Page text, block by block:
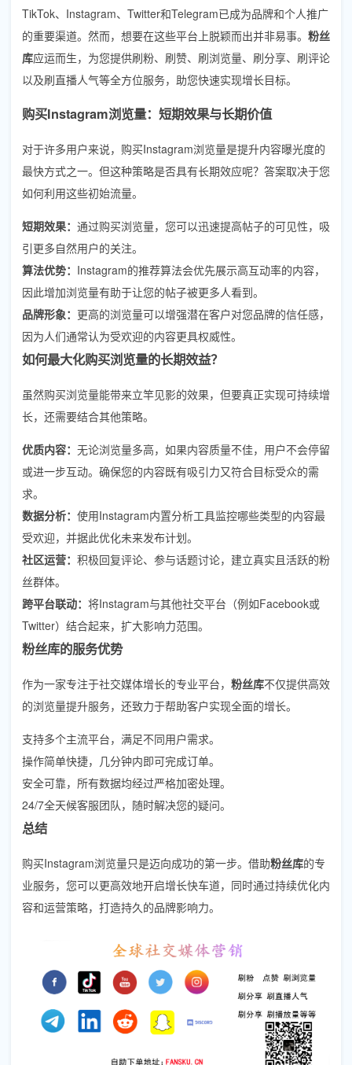
TikTok、Instagram、Twitter和Telegram已成为品牌和个人推广
的重要渠道。然而，想要在这些平台上脱颖而出并非易事。 粉丝
库应运而生，为您提供刷粉、刷赞、刷浏览量、刷分享、刷评论
以及刷直播人气等全方位服务，助您快速实现增长目标。
购买Instagram浏览量：短期效果与长期价值
对于许多用户来说，购买Instagram浏览量是提升内容曝光度的
最快方式之一。但这种策略是否具有长期效应呢？答案取决于您
如何利用这些初始流量。
短期效果： 通过购买浏览量，您可以迅速提高帖子的可见性，吸
引更多自然用户的关注。
算法优势： Instagram的推荐算法会优先展示高互动率的内容，
因此增加浏览量有助于让您的帖子被更多人看到。
品牌形象： 更高的浏览量可以增强潜在客户对您品牌的信任感，
因为人们通常认为受欢迎的内容更具权威性。
如何最大化购买浏览量的长期效益？
虽然购买浏览量能带来立竿见影的效果，但要真正实现可持续增
长，还需要结合其他策略。
优质内容： 无论浏览量多高，如果内容质量不佳，用户不会停留
或进一步互动。确保您的内容既有吸引力又符合目标受众的需
求。
数据分析： 使用Instagram内置分析工具监控哪些类型的内容最
受欢迎，并据此优化未来发布计划。
社区运营： 积极回复评论、参与话题讨论，建立真实且活跃的粉
丝群体。
跨平台联动： 将Instagram与其他社交平台（例如Facebook或
Twitter）结合起来，扩大影响力范围。
粉丝库的服务优势
作为一家专注于社交媒体增长的专业平台， 粉丝库不仅提供高效
的浏览量提升服务，还致力于帮助客户实现全面的增长。
支持多个主流平台，满足不同用户需求。
操作简单快捷，几分钟内即可完成订单。
安全可靠，所有数据均经过严格加密处理。
24/7全天候客服团队，随时解决您的疑问。
总结
购买Instagram浏览量只是迈向成功的第一步。借助粉丝库的专
业服务，您可以更高效地开启增长快车道，同时通过持续优化内
容和运营策略，打造持久的品牌影响力。